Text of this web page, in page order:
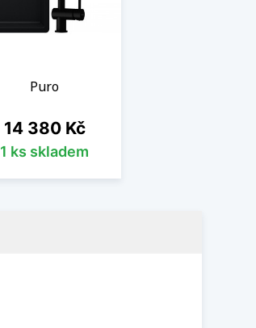
Puro
Cena
14 380 Kč
1 ks skladem